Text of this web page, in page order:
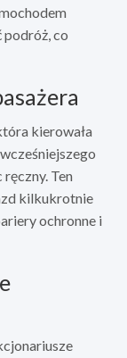
podróż, co
kierowała
Ten
kilkukrotnie
ochronne i